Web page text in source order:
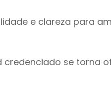
e clareza para
credenciado se torna